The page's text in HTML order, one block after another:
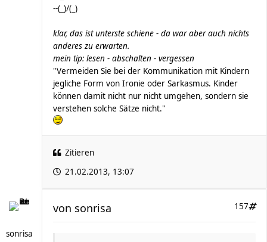
--(_)/(_)
klar, das ist unterste schiene - da war aber auch nichts
anderes zu erwarten.
mein tip: lesen - abschalten - vergessen
"Vermeiden Sie bei der Kommunikation mit Kindern
jegliche Form von Ironie oder Sarkasmus. Kinder
können damit nicht nur nicht umgehen, sondern sie
verstehen solche Sätze nicht."
Zitieren
21.02.2013, 13:07
sonrisa
157
von sonrisa